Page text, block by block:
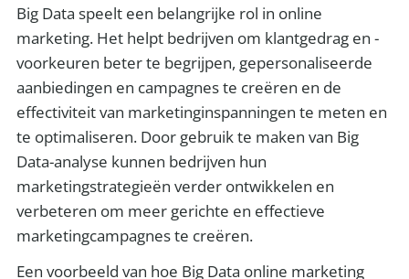
Big Data speelt een belangrijke rol in online
marketing. Het helpt bedrijven om klantgedrag en -
voorkeuren beter te begrijpen, gepersonaliseerde
aanbiedingen en campagnes te creëren en de
effectiviteit van marketinginspanningen te meten en
te optimaliseren. Door gebruik te maken van Big
Data-analyse kunnen bedrijven hun
marketingstrategieën verder ontwikkelen en
verbeteren om meer gerichte en effectieve
marketingcampagnes te creëren.
Een voorbeeld van hoe Big Data online marketing